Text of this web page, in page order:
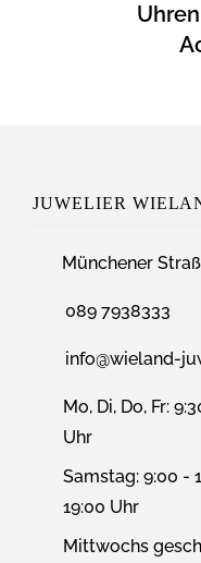
JUWELIER
Münchener
089 7938333
info@wieland-
Mo, Di, Do, Fr:
Uhr
Samstag: 9:00 -
19:00 Uhr
Mittwochs